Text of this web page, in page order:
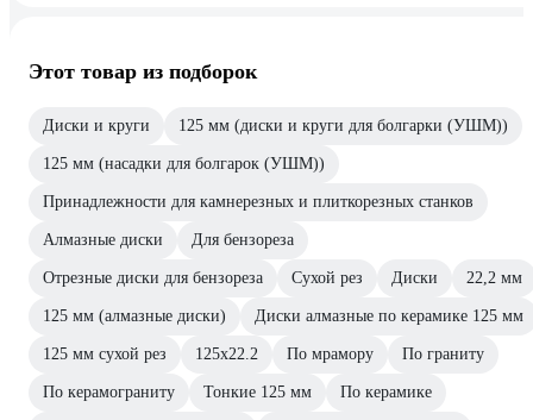
Этот товар из подборок
Диски и круги 125 мм (диски и круги для болгарки (УШМ))
125 мм (насадки для болгарок (УШМ))
Принадлежности для камнерезных и плиткорезных станков
Алмазные диски Для бензореза
Отрезные диски для бензореза Сухой рез Диски 22,2 мм
125 мм (алмазные диски) Диски алмазные по керамике 125 мм
125 мм сухой рез 125х22.2 По мрамору По граниту
По керамограниту Тонкие 125 мм По керамике